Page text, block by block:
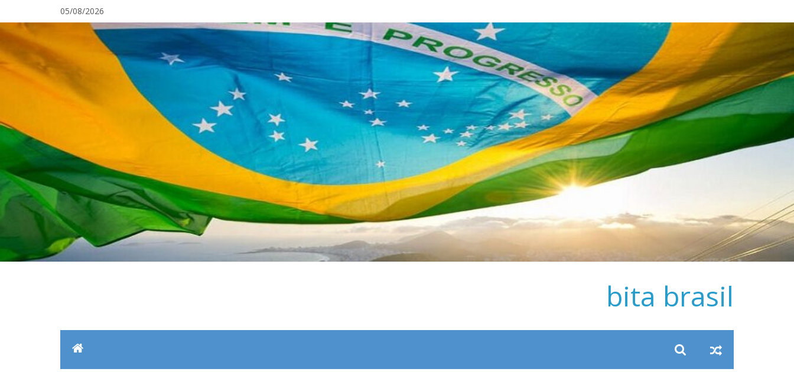
para
conteúdo
05/08/2026
bita brasil